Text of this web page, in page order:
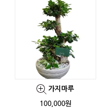
가지마루
100,000원